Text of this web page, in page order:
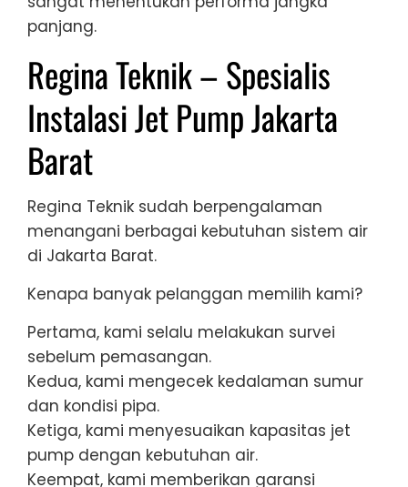
panjang.
Regina Teknik – Spesialis
Instalasi Jet Pump Jakarta
Barat
Regina Teknik sudah berpengalaman
menangani berbagai kebutuhan sistem air
di Jakarta Barat.
Kenapa banyak pelanggan memilih kami?
Pertama, kami selalu melakukan survei
sebelum pemasangan.
Kedua, kami mengecek kedalaman sumur
dan kondisi pipa.
Ketiga, kami menyesuaikan kapasitas jet
pump dengan kebutuhan air.
Keempat, kami memberikan garansi